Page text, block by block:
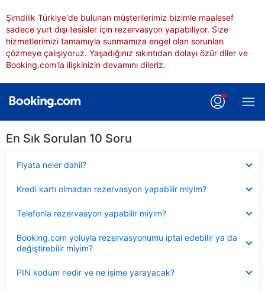
Şimdilik Türkiye'de bulunan müşterilerimiz bizimle maalesef
sadece yurt dışı tesisler için rezervasyon yapabiliyor. Size
hizmetlerimizi tamamıyla sunmamıza engel olan sorunları
çözmeye çalışıyoruz. Yaşadığınız sıkıntıdan dolayı özür diler ve
Booking.com'la ilişkinizin devamını dileriz.
En Sık Sorulan 10 Soru
Fiyata neler dahil?
Kredi kartı olmadan rezervasyon yapabilir miyim?
Telefonla rezervasyon yapabilir miyim?
Booking.com yoluyla rezervasyonumu iptal edebilir ya da
değiştirebilir miyim?
PIN kodum nedir ve ne işime yarayacak?